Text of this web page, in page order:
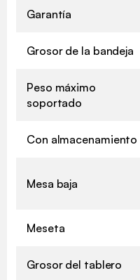
Garantía
Grosor de la bandeja
Peso máximo
soportado
Con almacenamiento
Mesa baja
Meseta
Grosor del tablero